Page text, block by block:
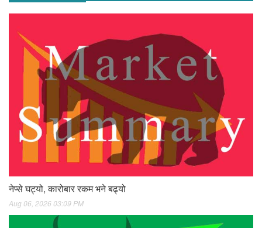
नेप्से घट्यो, कारोबार रकम भने बढ्यो
Aug 06, 2026 03:09 PM